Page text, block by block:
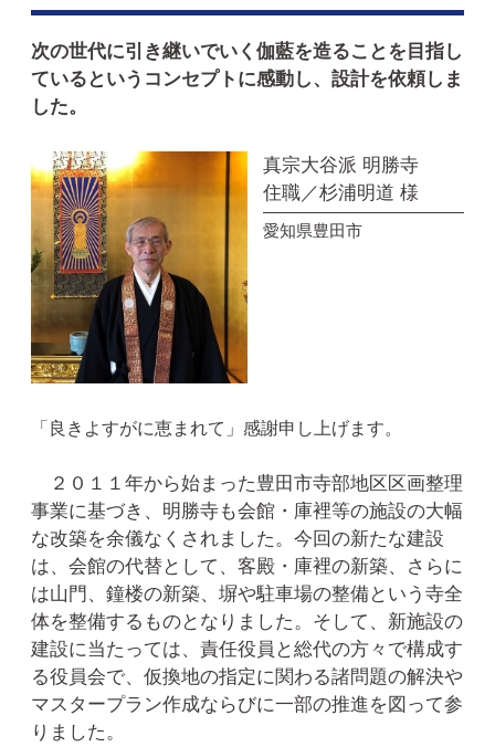
次の世代に引き継いでいく伽藍を造ることを目指し
ているというコンセプトに感動し、設計を依頼しま
した。
真宗大谷派 明勝寺
住職／杉浦明道 様
愛知県豊田市
「良きよすがに恵まれて」感謝申し上げます。
２０１１年から始まった豊田市寺部地区区画整理
事業に基づき、明勝寺も会館・庫裡等の施設の大幅
な改築を余儀なくされました。今回の新たな建設
は、会館の代替として、客殿・庫裡の新築、さらに
は山門、鐘楼の新築、塀や駐車場の整備という寺全
体を整備するものとなりました。そして、新施設の
建設に当たっては、責任役員と総代の方々で構成す
る役員会で、仮換地の指定に関わる諸問題の解決や
マスタープラン作成ならびに一部の推進を図って参
りました。